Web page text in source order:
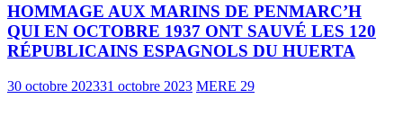
HOMMAGE AUX MARINS DE PENMARC’H
QUI EN OCTOBRE 1937 ONT SAUVÉ LES 120
RÉPUBLICAINS ESPAGNOLS DU HUERTA
30 octobre 202331 octobre 2023 MERE 29